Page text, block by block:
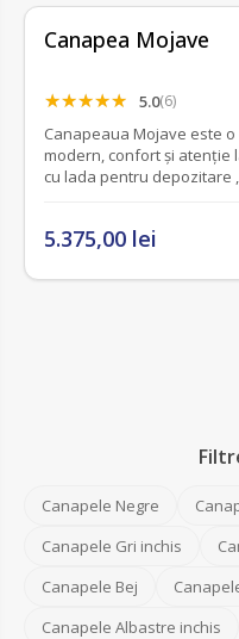
Canapea Mojave
5.0(6)
Canapeaua Mojave este
modern, confort și atenție la detalii, fiind
5.375,00 lei
Canapele Negre
Canapele Gri inchis
Canapele Bej
Canapele Albastre inchis